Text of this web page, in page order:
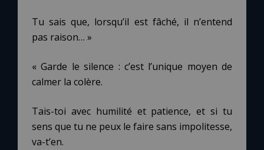
Tu sais que, lorsqu’il est fâché, il n’entend
pas raison… »
« Garde le silence : c’est l’unique moyen de
calmer la colère.
Tais-toi avec humilité et patience, et si tu
sens que tu ne peux le faire sans impolitesse,
va-t’en.